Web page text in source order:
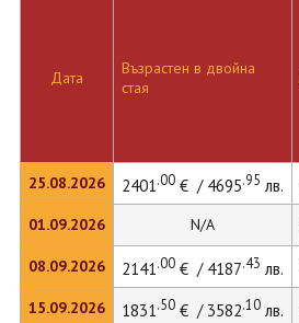
Дата
25.08.2026
01.09.2026
08.09.2026
15.09.2026
Възрастен в двойна
стая
2401.00€ / 4695.95 лв.
N/A
2141.00€ / 4187.43 лв.
1831.50€ / 3582.10лв.